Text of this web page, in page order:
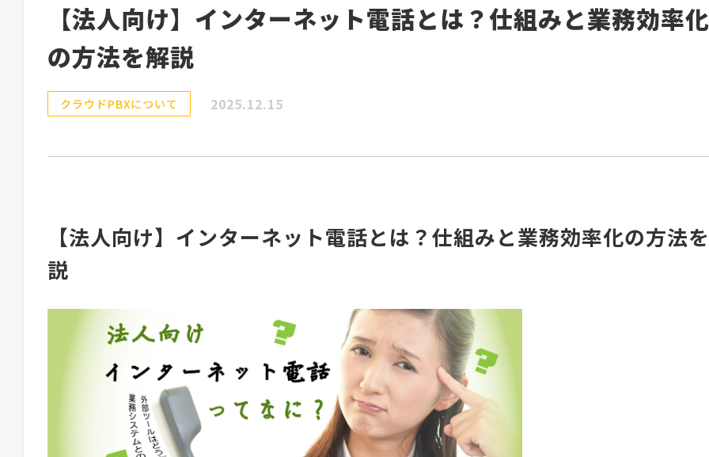
【法人向け】インターネット電話とは？仕組みと業務効率化
の方法を解説
クラウドPBXについて 2025.12.15
【法人向け】インターネット電話とは？仕組みと業務効率化の方法
説